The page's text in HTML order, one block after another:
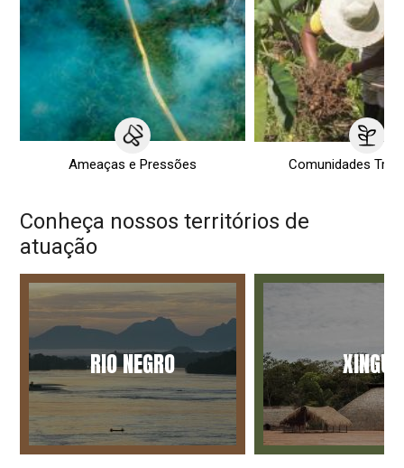
Ameaças e Pressões Comunidades
Conheça nossos territórios de
atuação
RIO NEGRO XINGU